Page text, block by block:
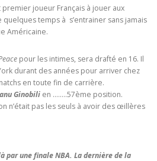
joueur Français à jouer aux
quelques temps à s’entrainer sans jamais
Américaine.
pour les intimes, sera drafté en 16. Il
durant des années pour arriver chez
en toute fin de carrière.
Ginobili en ……..57ème position.
n’était pas les seuls à avoir des œillères
par une finale NBA. La dernière de la